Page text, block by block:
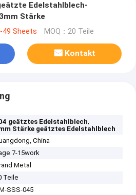
Edelstahlblech-
Stärke
49 Sheets MOQ：20 Teile
Kontakt
geätztes Edelstahlblech,
Stärke geätztes Edelstahlblech
China
7-15work
Metal
Teile
SSS-045